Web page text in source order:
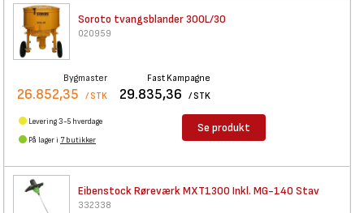
Soroto tvangsblander 300L/30
020959
Bygmaster
26.852,35 / STK
Fast Kampagne
29.835,36 / STK
Levering 3-5 hverdage
På lager i 7 butikker
Se produkt
Eibenstock Røreværk MXT1300 Inkl. MG-140 Stav
332338